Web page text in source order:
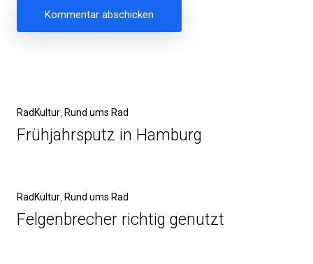
Vorheriger
Beitrag
RadKultur Rund ums Rad
Frühjahrsputz in Hamburg
Nächster
Beitrag
RadKultur Rund ums Rad
Felgenbrecher richtig genutzt